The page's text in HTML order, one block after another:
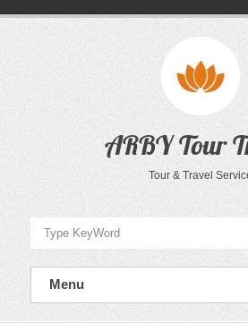
ARBY Tour
Tour & Travel
Menu